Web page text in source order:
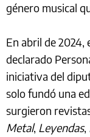
género musical
En abril de
declarado
iniciativa del
solo fundó una
surgieron
Metal, Leyendas,